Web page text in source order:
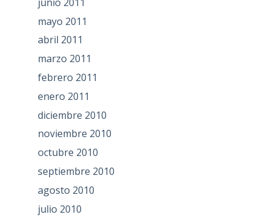
mayo 2011
abril 2011
marzo 2011
febrero 2011
enero 2011
diciembre 2010
noviembre 2010
octubre 2010
septiembre 2010
agosto 2010
julio 2010